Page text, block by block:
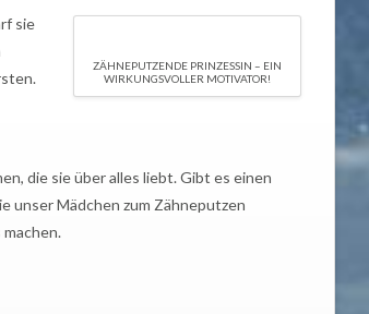
ZÄHNEPUTZENDE PRINZESSIN – EIN
WIRKUNGSVOLLER MOTIVATOR!
sie
die sie über alles liebt. Gibt es einen
unser Mädchen zum Zähneputzen